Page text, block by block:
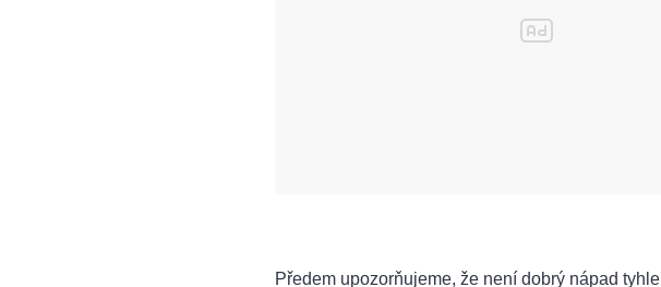
Předem upozorňujeme, že není dobrý nápad tyhle